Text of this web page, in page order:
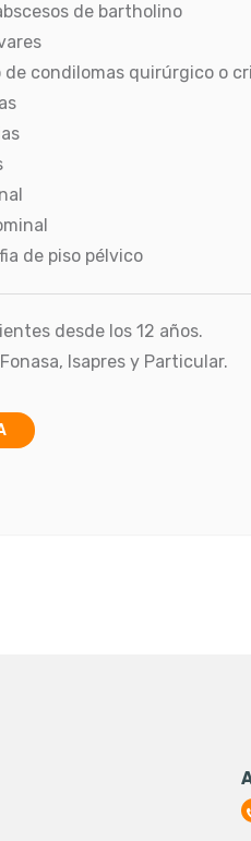
de bartholino
condilomas quirúrgico o
de piso pélvico
desde los 12 años.
Isapres y Particular.